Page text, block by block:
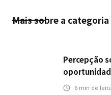
Mais sobre a categoria
Percepção
seguros
6 min de